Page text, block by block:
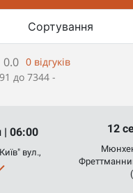
Сортування
0.0 0 відгуків
до 7344 -
| 06:00
вул.,
12